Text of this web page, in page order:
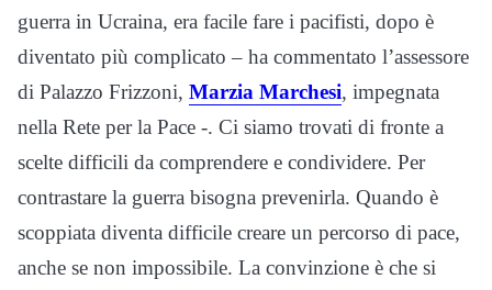
guerra in Ucraina, era facile fare i pacifisti, dopo è
diventato più complicato – ha commentato l’assessore
di Palazzo Frizzoni, Marzia Marchesi, impegnata
nella Rete per la Pace -. Ci siamo trovati di fronte a
scelte difficili da comprendere e condividere. Per
contrastare la guerra bisogna prevenirla. Quando è
scoppiata diventa difficile creare un percorso di pace,
anche se non impossibile. La convinzione è che si